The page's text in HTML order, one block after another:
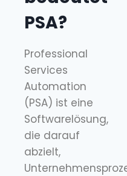
PSA?
Professional
Services
Automation
(PSA) ist eine
Softwarelösung,
die darauf
abzielt,